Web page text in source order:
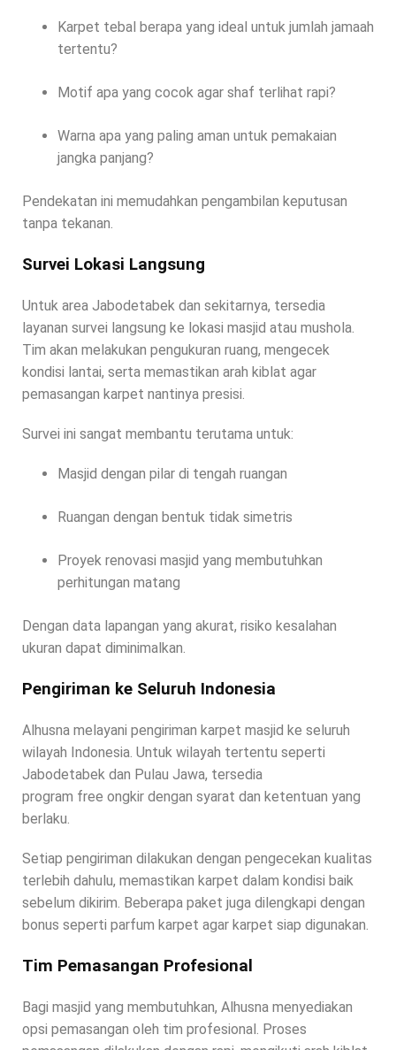
Karpet tebal berapa yang ideal untuk jumlah jamaah
tertentu?
Motif apa yang cocok agar shaf terlihat rapi?
Warna apa yang paling aman untuk pemakaian
jangka panjang?
Pendekatan ini memudahkan pengambilan keputusan
tanpa tekanan.
Survei Lokasi Langsung
Untuk area Jabodetabek dan sekitarnya, tersedia
layanan survei langsung ke lokasi masjid atau mushola.
Tim akan melakukan pengukuran ruang, mengecek
kondisi lantai, serta memastikan arah kiblat agar
pemasangan karpet nantinya presisi.
Survei ini sangat membantu terutama untuk:
Masjid dengan pilar di tengah ruangan
Ruangan dengan bentuk tidak simetris
Proyek renovasi masjid yang membutuhkan
perhitungan matang
Dengan data lapangan yang akurat, risiko kesalahan
ukuran dapat diminimalkan.
Pengiriman ke Seluruh Indonesia
Alhusna melayani pengiriman karpet masjid ke seluruh
wilayah Indonesia. Untuk wilayah tertentu seperti
Jabodetabek dan Pulau Jawa, tersedia
program free ongkir dengan syarat dan ketentuan yang
berlaku.
Setiap pengiriman dilakukan dengan pengecekan kualitas
terlebih dahulu, memastikan karpet dalam kondisi baik
sebelum dikirim. Beberapa paket juga dilengkapi dengan
bonus seperti parfum karpet agar karpet siap digunakan.
Tim Pemasangan Profesional
Bagi masjid yang membutuhkan, Alhusna menyediakan
opsi pemasangan oleh tim profesional. Proses